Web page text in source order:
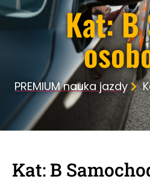
Kat: B
PREMIUM nauka jazdy
Kat: B